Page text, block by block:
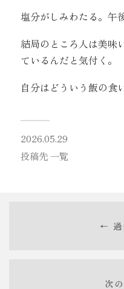
塩分がしみわたる。午
結局のところ人は美味
ているんだと気付く。
自分はどういう飯の食
2026.05.29
投稿先 一覧
← 過
次